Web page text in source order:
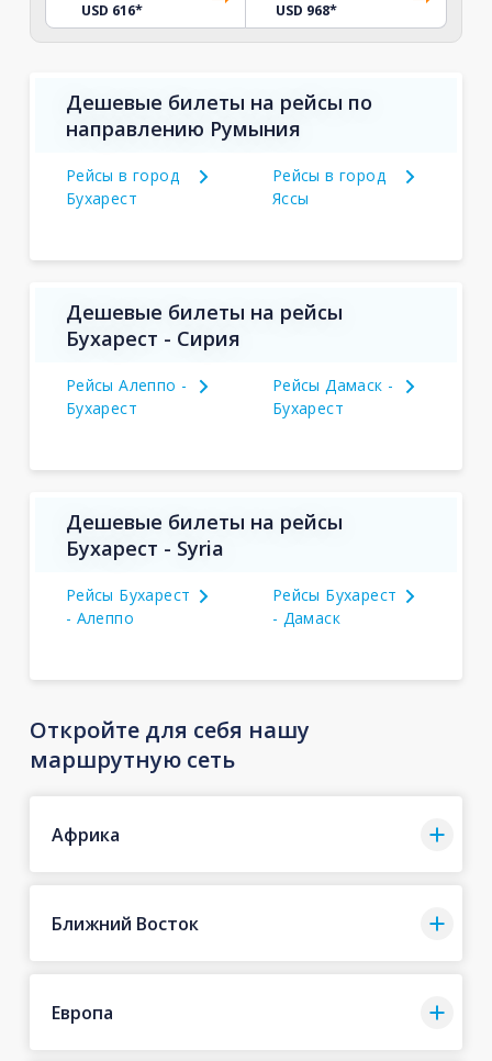
USD 616*
USD 968*
Дешевые билеты на рейсы по
направлению Румыния
Рейсы в город
Бухарест
Рейсы в город
Яссы
Дешевые билеты на рейсы
Бухарест - Сирия
Рейсы Алеппо -
Бухарест
Рейсы Дамаск -
Бухарест
Дешевые билеты на рейсы
Бухарест - Syria
Рейсы Бухарест
- Алеппо
Рейсы Бухарест
- Дамаск
Откройте для себя нашу
маршрутную сеть
Африка
Ближний Восток
Европа